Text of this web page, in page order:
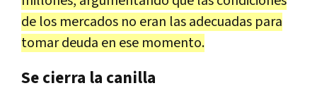
de los mercados no eran las adecuadas para
tomar deuda en ese momento.
Se cierra la canilla